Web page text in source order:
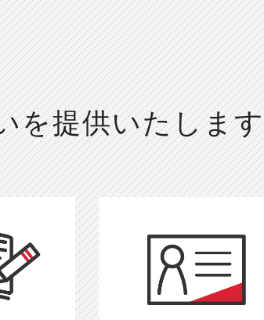
を提供いたします